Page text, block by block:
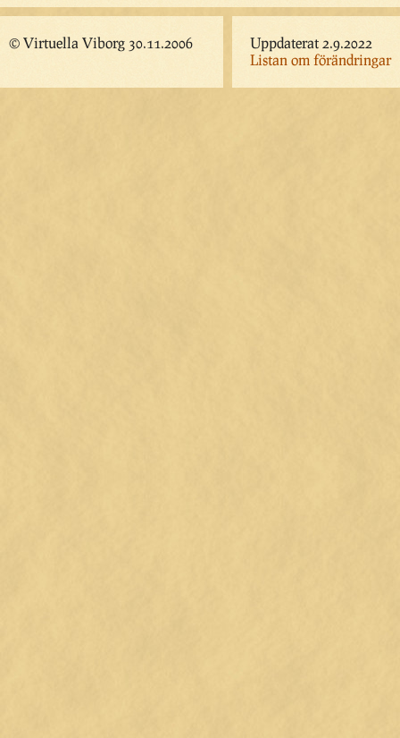
© Virtuella Viborg 30.11.2006
Uppdaterat 2.9.2022
Listan om förändringar